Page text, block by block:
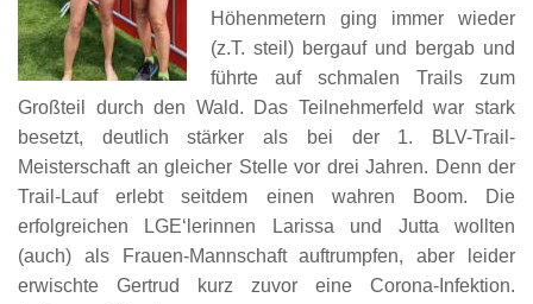
Höhenmetern ging immer wieder
(z.T. steil) bergauf und bergab und
führte auf schmalen Trails zum
Großteil durch den Wald. Das Teilnehmerfeld war stark
besetzt, deutlich stärker als bei der 1. BLV-Trail-
Meisterschaft an gleicher Stelle vor drei Jahren. Denn der
Trail-Lauf erlebt seitdem einen wahren Boom. Die
erfolgreichen LGE‘lerinnen Larissa und Jutta wollten
(auch) als Frauen-Mannschaft auftrumpfen, aber leider
erwischte Gertrud kurz zuvor eine Corona-Infektion.